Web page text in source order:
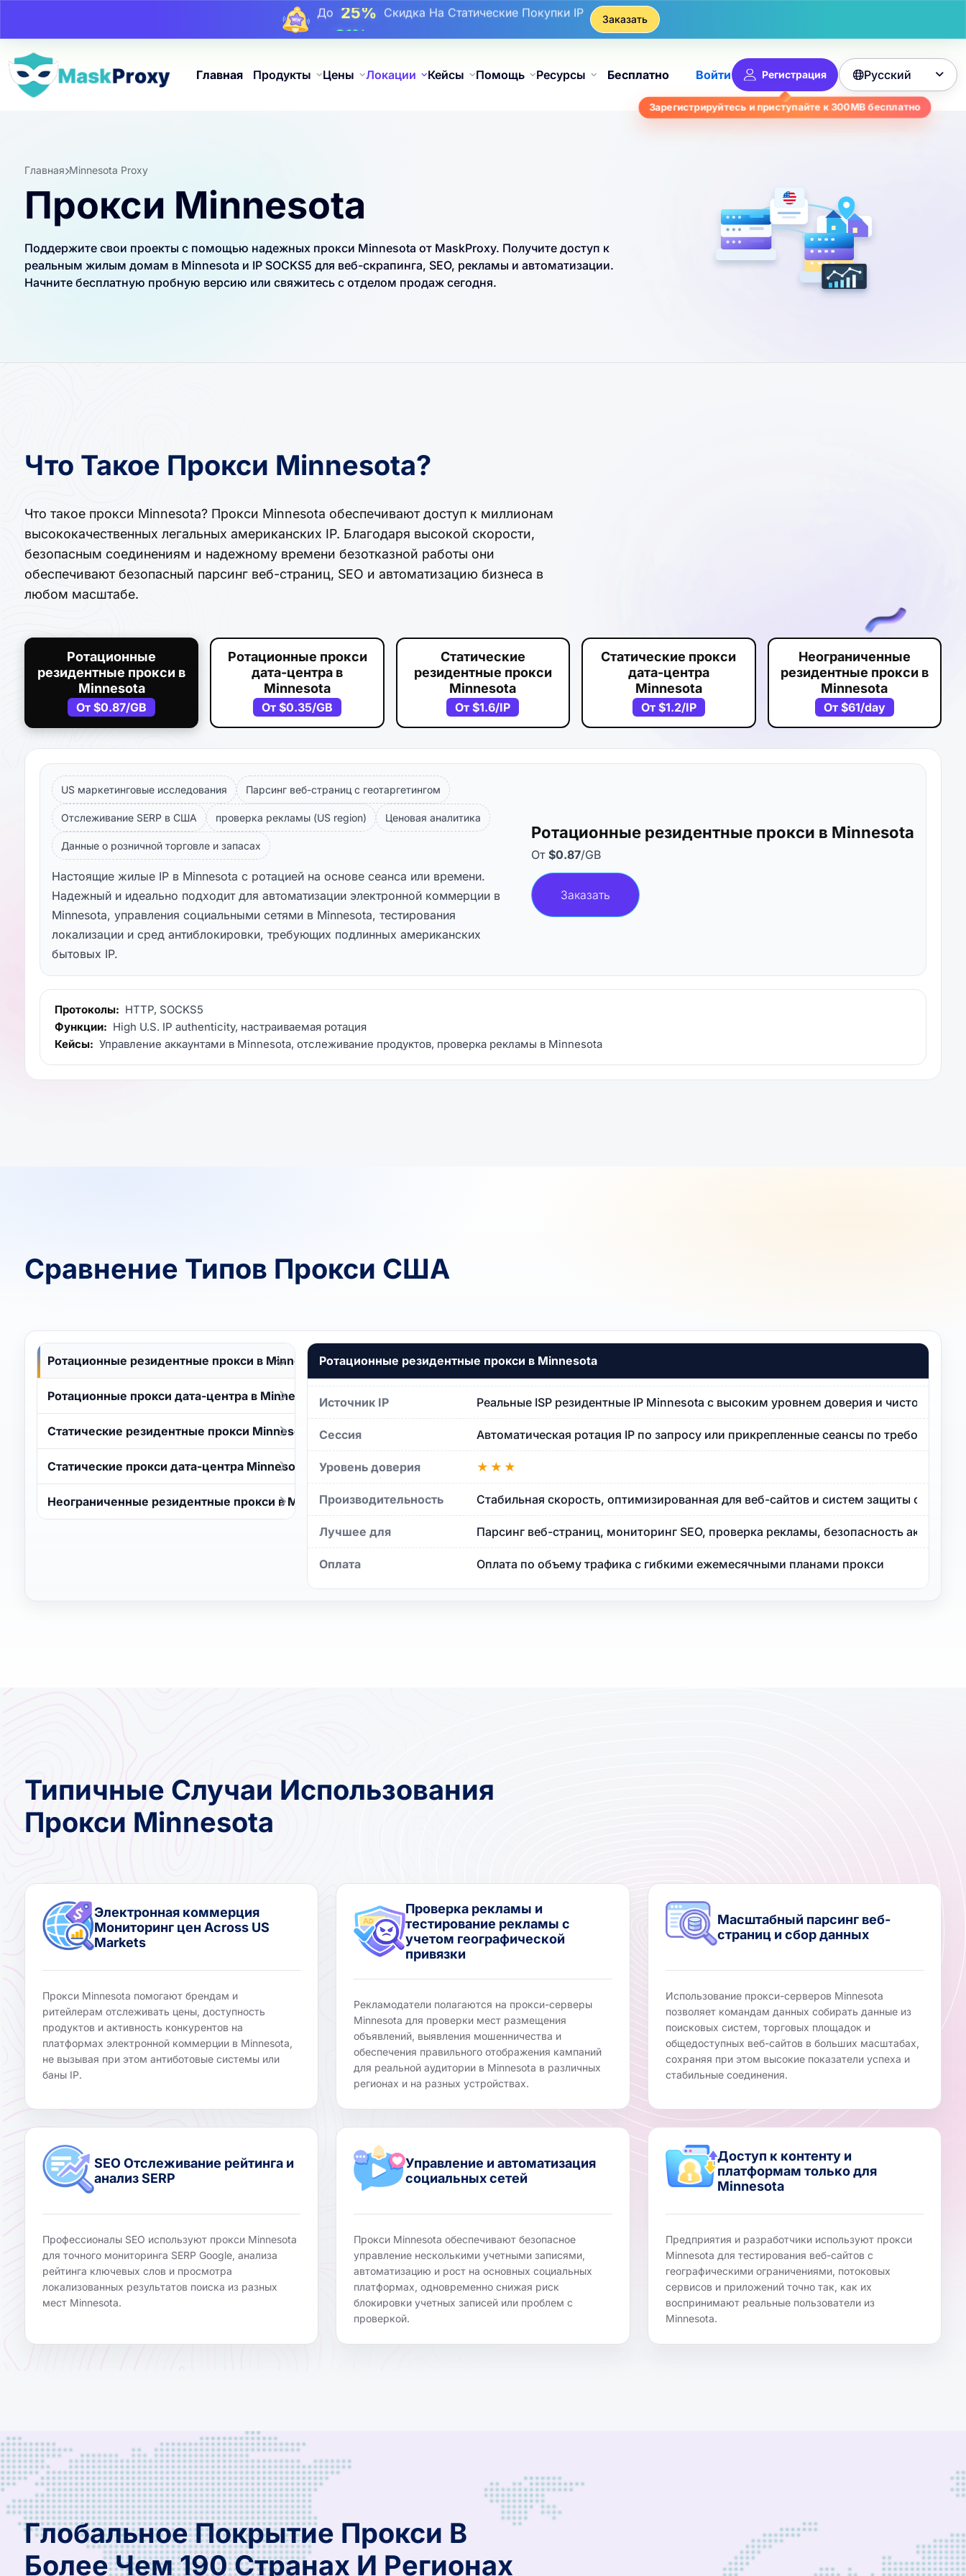
До17% Бонусная Скидка На Пополнения
До25%Скидка На Статические Покупки IP
Заказать
Главная Продукты Цены Локации Кейсы Помощь Ресурсы Бесплатно Войти Регистрация
Зарегистрируйтесь и приступайте к 300MBбесплатно
Русский 
Главная Minnesota Proxy
Прокси Minnesota
Поддержите свои проекты с помощью надежных прокси Minnesota от MaskProxy. Получите доступ к
реальным жилым домам в Minnesota и IP SOCKS5 для веб-скрапинга, SEO, рекламы и автоматизации.
Начните бесплатную пробную версию или свяжитесь с отделом продаж сегодня.
Что Такое Прокси Minnesota?
Что такое прокси Minnesota? Прокси Minnesota обеспечивают доступ к миллионам
высококачественных легальных американских IP. Благодаря высокой скорости,
безопасным соединениям и надежному времени безотказной работы они
обеспечивают безопасный парсинг веб-страниц, SEO и автоматизацию бизнеса в
любом масштабе.
Ротационные
резидентные прокси в
Minnesota
От$0.87/GB
Ротационные прокси
дата-центра в
Minnesota
От$0.35/GB
Статические
резидентные прокси
Minnesota
От$1.6/IP
Статические прокси
дата-центра
Minnesota
От $1.2/IP
Неограниченные
резидентные прокси в
Minnesota
От $61/day
US маркетинговые исследования Парсинг веб-страниц с геотаргетингом
Отслеживание SERP в США проверка рекламы (US region) Ценовая аналитика
Данные о розничной торговле и запасах
Настоящие жилые IP в Minnesota с ротацией на основе сеанса или времени.
Надежный и идеально подходит для автоматизации электронной коммерции в
Minnesota, управления социальными сетями в Minnesota, тестирования
локализации и сред антиблокировки, требующих подлинных американских
бытовых IP.
Ротационные резидентные прокси в Minnesota
От $0.87/GB
Заказать
Протоколы: HTTP, SOCKS5
Функции: High U.S. IP authenticity, настраиваемая ротация
Кейсы: Управление аккаунтами в Minnesota, отслеживание продуктов, проверка рекламы в Minnesota
Сравнение Типов Прокси США
Ротационные резидентные прокси в Minnesota
Ротационные прокси дата-центра в Minnesota
Статические резидентные прокси Minnesota
Статические прокси дата-центра Minnesota
Неограниченные резидентные прокси в Minnesota
Ротационные резидентные прокси в Minnesota
Источник IP Реальные ISP резидентные IP Minnesota с высоким уровнем доверия и чистой
Сессия Автоматическая ротация IP по запросу или прикрепленные сеансы по требованию.
Уровень доверия ★★★
Производительность Стабильная скорость, оптимизированная для веб-сайтов и систем защиты от
Лучшее для Парсинг веб-страниц, мониторинг SEO, проверка рекламы, безопасность аккаунта
Оплата Оплата по объему трафика с гибкими ежемесячными планами прокси
Типичные Случаи Использования
Прокси Minnesota
Электронная коммерция
Мониторинг цен Across US
Markets
Прокси Minnesota помогают брендам и
ритейлерам отслеживать цены, доступность
продуктов и активность конкурентов на
платформах электронной коммерции в Minnesota,
не вызывая при этом антиботовые системы или
баны IP.
Проверка рекламы и
тестирование рекламы с
учетом географической
привязки
Рекламодатели полагаются на прокси-серверы
Minnesota для проверки мест размещения
объявлений, выявления мошенничества и
обеспечения правильного отображения кампаний
для реальной аудитории в Minnesota в различных
регионах и на разных устройствах.
Масштабный парсинг веб-
страниц и сбор данных
Использование прокси-серверов Minnesota
позволяет командам данных собирать данные из
поисковых систем, торговых площадок и
общедоступных веб-сайтов в больших масштабах,
сохраняя при этом высокие показатели успеха и
стабильные соединения.
SEO Отслеживание рейтинга и
анализ SERP
Профессионалы SEO используют прокси Minnesota
для точного мониторинга SERP Google, анализа
рейтинга ключевых слов и просмотра
локализованных результатов поиска из разных
мест Minnesota.
Управление и автоматизация
социальных сетей
Прокси Minnesota обеспечивают безопасное
управление несколькими учетными записями,
автоматизацию и рост на основных социальных
платформах, одновременно снижая риск
блокировки учетных записей или проблем с
проверкой.
Доступ к контенту и
платформам только для
Minnesota
Предприятия и разработчики используют прокси
Minnesota для тестирования веб-сайтов с
географическими ограничениями, потоковых
сервисов и приложений точно так, как их
воспринимают реальные пользователи из
Minnesota.
Глобальное Покрытие Прокси В
Более Чем 190 Странах И Регионах